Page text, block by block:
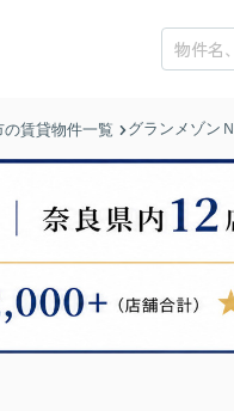
の賃貸物件一覧 グランメゾンＮ